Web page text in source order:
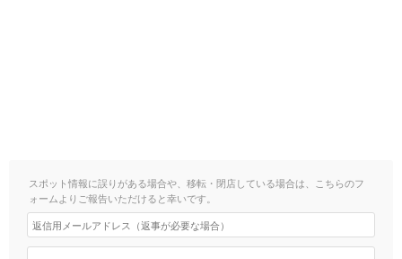
スポット情報に誤りがある場合や、移転・閉店している場合は、こちらのフ
ォームよりご報告いただけると幸いです。